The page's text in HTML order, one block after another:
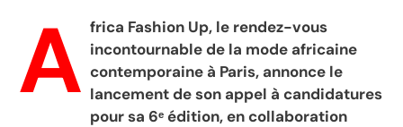
A frica Fashion Up, le rendez-vous
incontournable de la mode africaine
contemporaine à Paris, annonce le
lancement de son appel à candidatures
pour sa 6ᵉ édition, en collaboration